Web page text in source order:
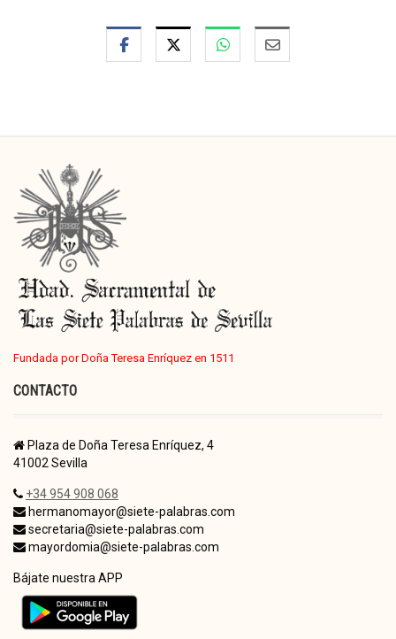
Fundada por Doña Teresa Enríquez en 1511
CONTACTO
Plaza de Doña Teresa Enríquez, 4
41002 Sevilla
+34 954 908 068
hermanomayor@siete-palabras.com
secretaria@siete-palabras.com
mayordomia@siete-palabras.com
Bájate nuestra APP